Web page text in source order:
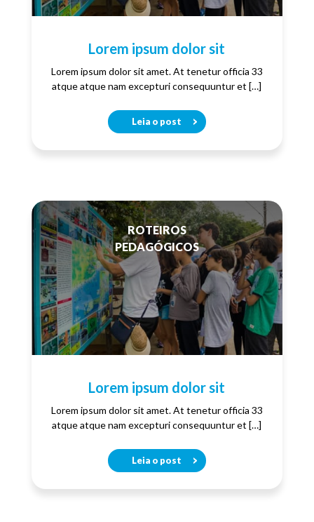
Lorem ipsum dolor sit
Lorem ipsum dolor sit amet. At tenetur officia 33
atque atque nam excepturi consequuntur et […]
Leia o post
ROTEIROS
PEDAGÓGICOS
Lorem ipsum dolor sit
Lorem ipsum dolor sit amet. At tenetur officia 33
atque atque nam excepturi consequuntur et […]
Leia o post